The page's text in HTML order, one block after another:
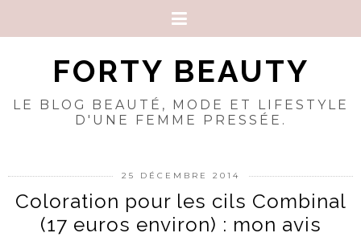
FORTY BEAUTY
LE BLOG BEAUTÉ, MODE ET LIFESTYLE
D'UNE FEMME PRESSÉE.
25 DÉCEMBRE 2014
Coloration pour les cils Combinal
(17 euros environ) : mon avis